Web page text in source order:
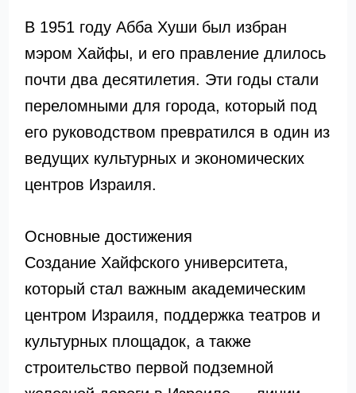
В 1951 году Абба Хуши был избран
мэром Хайфы, и его правление длилось
почти два десятилетия. Эти годы стали
переломными для города, который под
его руководством превратился в один из
ведущих культурных и экономических
центров Израиля.
Основные достижения
Создание Хайфского университета,
который стал важным академическим
центром Израиля, поддержка театров и
культурных площадок, а также
строительство первой подземной